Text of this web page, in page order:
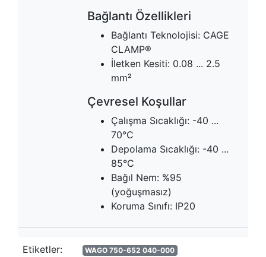
Bağlantı Özellikleri
Bağlantı Teknolojisi: CAGE
CLAMP®
İletken Kesiti: 0.08 ... 2.5
mm²
Çevresel Koşullar
Çalışma Sıcaklığı: -40 ...
70°C
Depolama Sıcaklığı: -40 ...
85°C
Bağıl Nem: %95
(yoğuşmasız)
Koruma Sınıfı: IP20
Etiketler:
WAGO 750-652 040-000